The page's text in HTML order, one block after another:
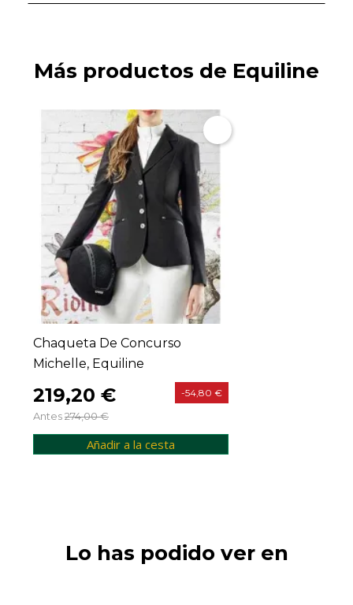
Más productos de Equiline
Chaqueta De Concurso
Michelle, Equiline
219,20 €
Antes274,00 €
-54,80 €
Añadir a la cesta
Lo has podido ver en